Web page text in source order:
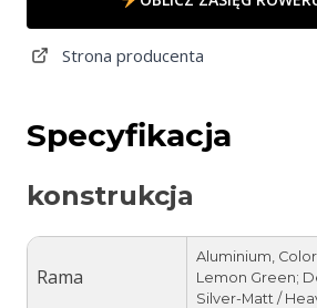
Strona producenta
Specyfikacja
konstrukcja
Rama
Aluminium,
Lemon Green;
Silver-Matt /